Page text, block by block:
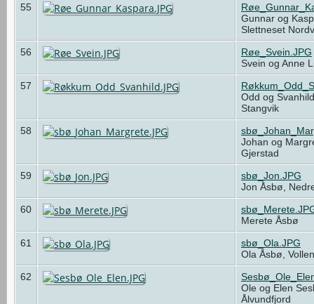
55
Gunnar og
Slettneset
56
Røe_Svein.JPG
Svein og Anne
57
Odd og
Stangvik
58
Johan og
Gjerstad
59
sbø_Jon.JPG
Jon Åsbø,
60
Merete Åsbø
61
sbø_Ola.JPG
Ola Åsbø,
62
Ole og Elen
Ålvundfjord